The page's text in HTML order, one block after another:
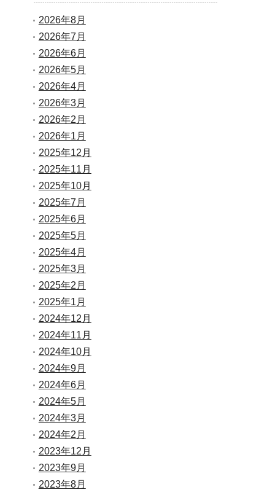
2026年8月
2026年7月
2026年6月
2026年5月
2026年4月
2026年3月
2026年2月
2026年1月
2025年12月
2025年11月
2025年10月
2025年7月
2025年6月
2025年5月
2025年4月
2025年3月
2025年2月
2025年1月
2024年12月
2024年11月
2024年10月
2024年9月
2024年6月
2024年5月
2024年3月
2024年2月
2023年12月
2023年9月
2023年8月